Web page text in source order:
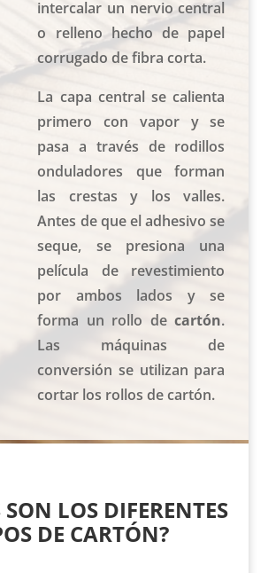
intercalar un nervio central
o relleno hecho de papel
corrugado de fibra corta.
La capa central se calienta
primero con vapor y se
pasa a través de rodillos
onduladores que forman
las crestas y los valles.
Antes de que el adhesivo se
seque, se presiona una
película de revestimiento
por ambos lados y se
forma un rollo decartón.
Las máquinas de
conversión se utilizan para
cortar los rollos de cartón.
SON LOS DIFERENTES
DE CARTÓN?